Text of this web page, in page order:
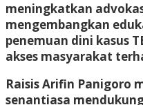
meningkatkan
mengembangkan
penemuan dini kasus
akses masyarakat
Raisis Arifin Panigoro
senantiasa